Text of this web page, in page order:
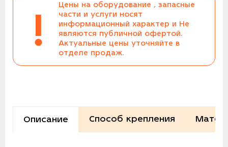
!
Цены на оборудование , запасные
части и услуги носят
информационный характер и Не
являются публичной офертой.
Актуальные цены уточняйте в
отделе продаж.
Описание Способ крепления